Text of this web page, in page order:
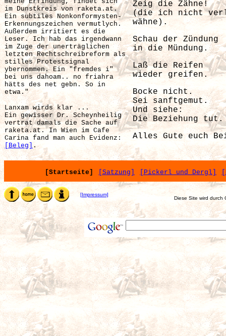
im Dunstkreis von raketa.at.
Ein subtiles Nonkonformysten-
Erkennungszeichen vermutlych.
Außerdem irritiert es die
Leser. Ich hab das irgendwann
im Zuge der unerträglichen
letzten Rechtschreibreform als
stilles Protestsignal
ybernommen. Ein "fremdes i"
bei uns dahoam.. no friahra
hätts des net gebn. So in
etwa."
Lanxam wirds klar ...
Ein gewisser Dr. Scheynheilig
vertrat damals die Sache auf
raketa.at.In Wien im Cafe
Carina fand man auch Evidenz:
[Beleg] .
Zeig die Zähne!
(die ich nicht
wähne).
Schau der Zündung
in die Mündung.
Laß die Reifen
wieder greifen.
Bocke nicht.
Sei sanftgemut.
Und siehe:
Die Beziehung tut.
Alles Gute euch
[Startseite] [Satzung] [Pickerl und Dergl]
[Impressum]
Diese Site wird durch